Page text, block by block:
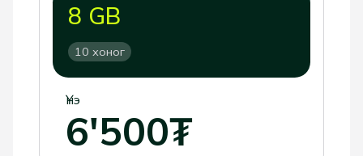
8 GB
10 хоног
Үнэ
6'500₮